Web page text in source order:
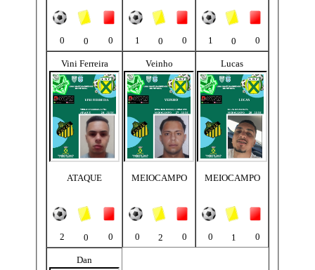
0 0 0 1 0 0 1 0 0
Vini Ferreira
ATAQUE
2 0 0
Veinho
MEIOCAMPO
0 2 0
Lucas
MEIOCAMPO
0 1 0
Dan